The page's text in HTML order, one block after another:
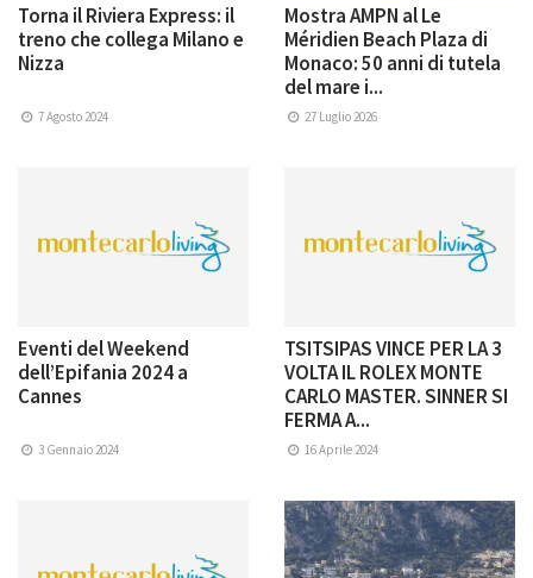
Torna il Riviera Express: il
treno che collega Milano e
Nizza
7 Agosto 2024
Mostra AMPN al Le
Méridien Beach Plaza di
Monaco: 50 anni di tutela
del mare i...
27 Luglio 2026
Eventi del Weekend
dell’Epifania 2024 a
Cannes
3 Gennaio 2024
TSITSIPAS VINCE PER LA 3
VOLTA IL ROLEX MONTE
CARLO MASTER. SINNER SI
FERMA A...
16 Aprile 2024